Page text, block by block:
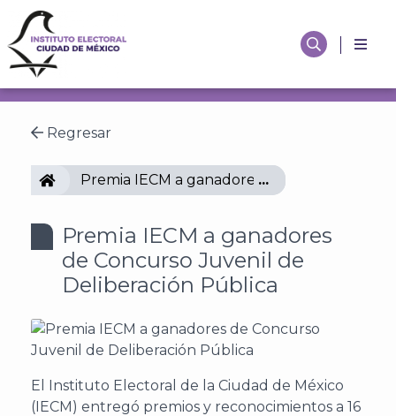
Regresar
IECMPremia IECM a ganadores de Concurso
Premia IECM a ganadores
de Concurso Juvenil de
Deliberación Pública
El Instituto Electoral de la Ciudad de México
(IECM) entregó premios y reconocimientos a 16